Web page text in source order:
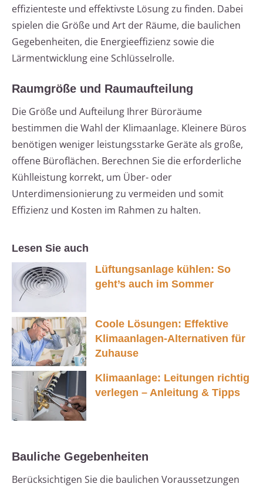
effizienteste und effektivste Lösung zu finden. Dabei
spielen die Größe und Art der Räume, die baulichen
Gegebenheiten, die Energieeffizienz sowie die
Lärmentwicklung eine Schlüsselrolle.
Raumgröße und Raumaufteilung
Die Größe und Aufteilung Ihrer Büroräume
bestimmen die Wahl der Klimaanlage. Kleinere Büros
benötigen weniger leistungsstarke Geräte als große,
offene Büroflächen. Berechnen Sie die erforderliche
Kühlleistung korrekt, um Über- oder
Unterdimensionierung zu vermeiden und somit
Effizienz und Kosten im Rahmen zu halten.
Lesen Sie auch
Lüftungsanlage kühlen: So
geht’s auch im Sommer
Coole Lösungen: Effektive
Klimaanlagen-Alternativen für
Zuhause
Klimaanlage: Leitungen richtig
verlegen – Anleitung & Tipps
Bauliche Gegebenheiten
Berücksichtigen Sie die baulichen Voraussetzungen